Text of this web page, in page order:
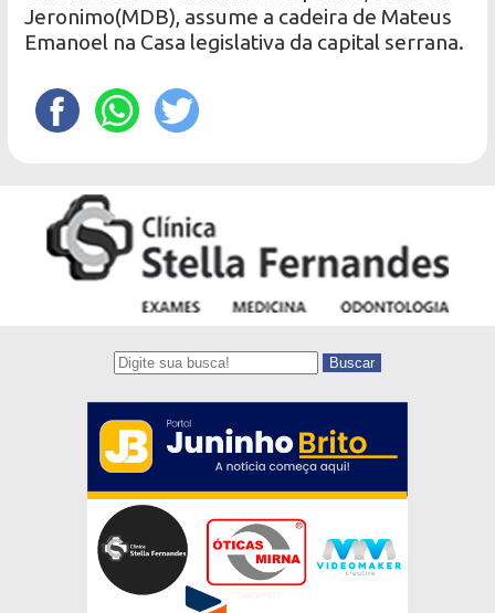
Jeronimo(MDB), assume a cadeira de Mateus
Emanoel na Casa legislativa da capital serrana.
Buscar